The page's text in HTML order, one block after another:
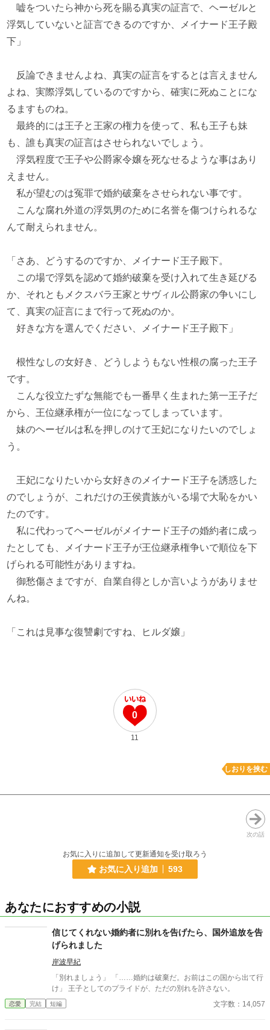
嘘をついたら神から死を賜る真実の証言で、ヘーゼルと
浮気していないと証言できるのですか、メイナード王子殿
下」
反論できませんよね、真実の証言をするとは言えません
よね、実際浮気しているのですから、確実に死ぬことにな
るますものね。
最終的には王子と王家の権力を使って、私も王子も妹
も、誰も真実の証言はさせられないでしょう。
浮気程度で王子や公爵家令嬢を死なせるような事はあり
えません。
私が望むのは冤罪で婚約破棄をさせられない事です。
こんな腐れ外道の浮気男のために名誉を傷つけられるな
んて耐えられません。
「さあ、どうするのですか、メイナード王子殿下。
この場で浮気を認めて婚約破棄を受け入れて生き延びる
か、それともメクスバラ王家とサヴィル公爵家の争いにし
て、真実の証言にまで行って死ぬのか。
好きな方を選んでください、メイナード王子殿下」
根性なしの女好き、どうしようもない性根の腐った王子
です。
こんな役立たずな無能でも一番早く生まれた第一王子だ
から、王位継承権が一位になってしまっています。
妹のヘーゼルは私を押しのけて王妃になりたいのでしょ
う。
王妃になりたいから女好きのメイナード王子を誘惑した
のでしょうが、これだけの王侯貴族がいる場で大恥をかい
たのです。
私に代わってヘーゼルがメイナード王子の婚約者に成っ
たとしても、メイナード王子が王位継承権争いで順位を下
げられる可能性がありますね。
御愁傷さまですが、自業自得としか言いようがありませ
んね。
「これは見事な復讐劇ですね、ヒルダ嬢」
0
11
しおりを挟む
次の話
お気に入りに追加して更新通知を受け取ろう
お気に入り追加 593
あなたにおすすめの小説
信じてくれない婚約者に別れを告げたら、国外追放を告
げられました
岸波早紀
「別れましょう」 「……婚約は破棄だ。お前はこの国から出て行
け」 王子としてのプライドが、ただの別れを許さない。
恋愛 完結 短編 文字数：14,057